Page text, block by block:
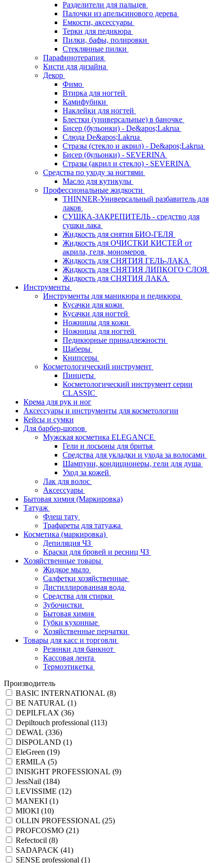
Разделители для пальцев
Палочки из апельсинового дерева
Емкости, аксессуары
Терки для педикюра
Пилки, бафы, полировки
Стеклянные пилки
Парафинотерапия
Кисти для дизайна
Декор
Фимо
Втирка для ногтей
Камифубики
Наклейки для ногтей
Блестки (универсальные) в баночке
Бисер (бульонки) - De&apos;Lakrua
Слюда De&apos;Lakrua
Стразы (стекло и акрил) - De&apos;Lakrua
Бисер (бульонки) - SEVERINA
Стразы (акрил и стекло) - SEVERINA
Средства по уходу за ногтями
Масло для кутикулы
Профессиональные жидкости
THINNER-Универсальный разбавитель для
лаков
СУШКА-ЗАКРЕПИТЕЛЬ - средство для
сушки лака
Жидкость для снятия БИО-ГЕЛЯ
Жидкость для ОЧИСТКИ КИСТЕЙ от
акрила, геля, мономеров
Жидкость для СНЯТИЯ ГЕЛЬ-ЛАКА
Жидкость для СНЯТИЯ ЛИПКОГО СЛОЯ
Жидкость для СНЯТИЯ ЛАКА
Инструменты
Инструменты для маникюра и педикюра
Кусачки для кожи
Кусачки для ногтей
Ножницы для кожи
Ножницы для ногтей
Педикюрные принадлежности
Шаберы
Книпсеры
Косметологический инструмент
Пинцеты
Косметологический инструмент серии
CLASSIC
Крема для рук и ног
Аксессуары и инструменты для косметологии
Кейсы и сумки
Для барбер-шопов
Мужская косметика ELEGANCE
Гели и лосьоны для бритья
Средства для укладки и ухода за волосами
Шампуни, кондиционеры, гели для душа
Уход за кожей
Лак для волос
Аксессуары
Бытовая химия (Маркировка)
Татуаж
Флеш тату
Трафареты для татуажа
Косметика (маркировка)
Депиляция ЧЗ
Краски для бровей и ресниц ЧЗ
Хозяйственные товары
Жидкое мыло
Салфетки хозяйственные
Дистиллированная вода
Средства для стирки
Зубочистки
Бытовая химия
Губки кухонные
Хозяйственные перчатки
Товары для касс и торговли
Резинки для банкнот
Кассовая лента
Термоэтикетка
Производитель
BASIC INTERNATIONAL (8)
BE NATURAL (1)
DEPILFLAX (36)
Depiltouch professional (113)
DEWAL (336)
DISPOLAND (1)
EleGreen (19)
ERMILA (5)
INISIGHT PROFESSIONAL (9)
JessNail (184)
LEVISSIME (12)
MANEKI (1)
MIOKI (10)
OLLIN PROFESSIONAL (25)
PROFCOSMO (21)
Refectocil (8)
SADAPACK (41)
SENSE professional (1)